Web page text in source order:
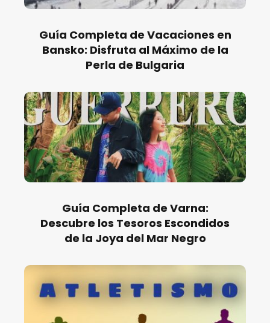
Guía Completa de Vacaciones en
Bansko: Disfruta al Máximo de la
Perla de Bulgaria
Guía Completa de Varna:
Descubre los Tesoros Escondidos
de la Joya del Mar Negro